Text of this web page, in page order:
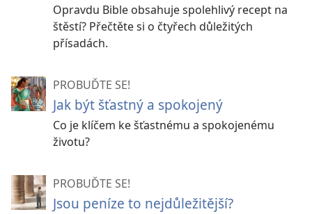
Opravdu Bible obsahuje spolehlivý recept na
štěstí? Přečtěte si o čtyřech důležitých
přísadách.
PROBUĎTE SE!
Jak být šťastný a spokojený
Co je klíčem ke šťastnému a spokojenému
životu?
PROBUĎTE SE!
Jsou peníze to nejdůležitější?